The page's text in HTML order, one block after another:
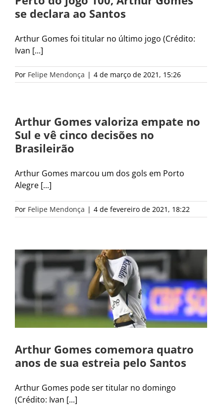
se declara ao Santos
Arthur Gomes foi titular no último jogo (Crédito:
Ivan [...]
Por Felipe Mendonça | 4 de março de 2021, 15:26
Arthur Gomes valoriza empate no
Sul e vê cinco decisões no
Brasileirão
Arthur Gomes marcou um dos gols em Porto
Alegre [...]
Por Felipe Mendonça | 4 de fevereiro de 2021, 18:22
Arthur Gomes comemora quatro
anos de sua estreia pelo Santos
Arthur Gomes pode ser titular no domingo
(Crédito: Ivan [...]